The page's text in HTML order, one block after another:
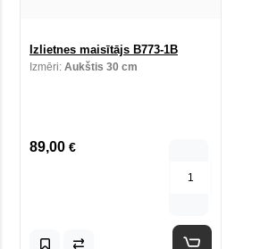
Izlietnes maisītājs B773-1B
Izmēri: Aukštis 30 cm
89,00 €